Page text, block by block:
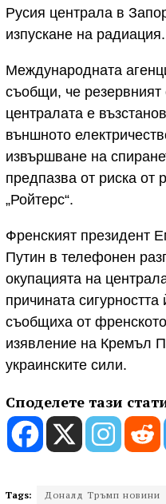
Русия централа в
изпускане на радиация.
Международната
съобщи, че
централата е
външното
извършване на
предпазва от риска от
„Ройтерс“.
Френският президент
Путин в телефонен
окупацията на
причината
съобщиха от
изявление на Кремъл
украинските сили.
Споделете тази
Tags: Доналд Тръмп новини